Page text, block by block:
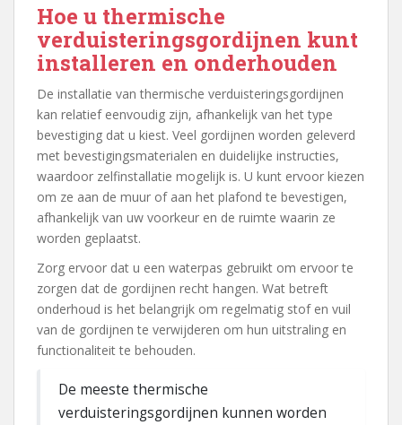
Hoe u thermische
verduisteringsgordijnen kunt
installeren en onderhouden
De installatie van thermische verduisteringsgordijnen
kan relatief eenvoudig zijn, afhankelijk van het type
bevestiging dat u kiest. Veel gordijnen worden geleverd
met bevestigingsmaterialen en duidelijke instructies,
waardoor zelfinstallatie mogelijk is. U kunt ervoor kiezen
om ze aan de muur of aan het plafond te bevestigen,
afhankelijk van uw voorkeur en de ruimte waarin ze
worden geplaatst.
Zorg ervoor dat u een waterpas gebruikt om ervoor te
zorgen dat de gordijnen recht hangen. Wat betreft
onderhoud is het belangrijk om regelmatig stof en vuil
van de gordijnen te verwijderen om hun uitstraling en
functionaliteit te behouden.
De meeste thermische
verduisteringsgordijnen kunnen worden